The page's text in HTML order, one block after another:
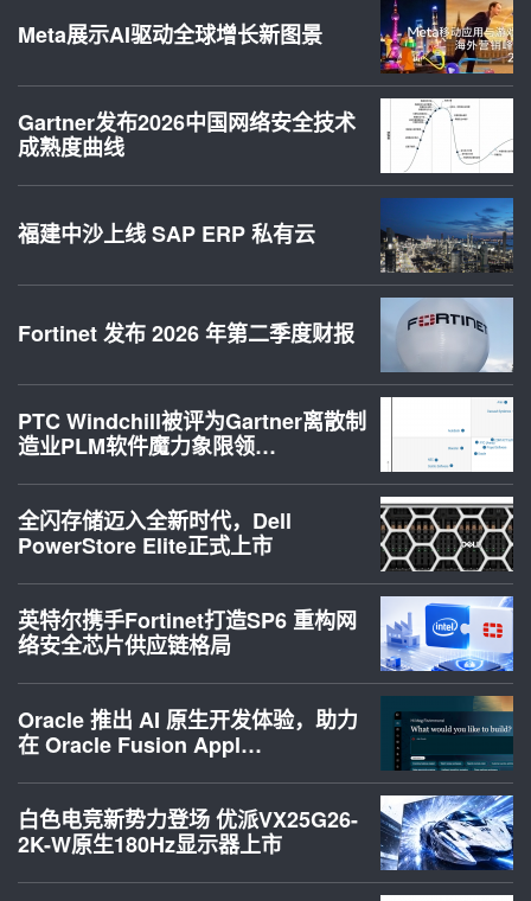
Meta展示AI驱动全球增长新图景
Gartner发布2026中国网络安全技术
成熟度曲线
福建中沙上线 SAP ERP 私有云
Fortinet 发布 2026 年第二季度财报
PTC Windchill被评为Gartner离散制
造业PLM软件魔力象限领…
全闪存储迈入全新时代，Dell
PowerStore Elite正式上市
英特尔携手Fortinet打造SP6 重构网
络安全芯片供应链格局
Oracle 推出 AI 原生开发体验，助力
在 Oracle Fusion Appl…
白色电竞新势力登场 优派VX25G26-
2K-W原生180Hz显示器上市